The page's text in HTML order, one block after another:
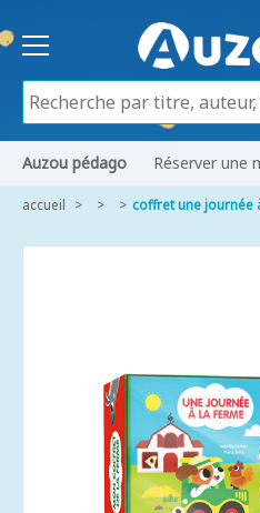
Auzou pédago Réserver une
accueil coffret une journée